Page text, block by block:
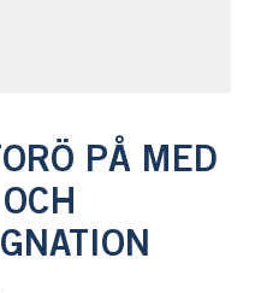
PÅ MED